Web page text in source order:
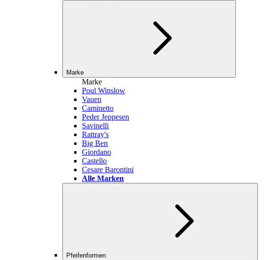
Marke
Marke
Poul Winslow
Vauen
Caminetto
Peder Jeppesen
Savinelli
Rattray's
Big Ben
Giordano
Castello
Cesare Barontini
Alle Marken
Pfeifenformen